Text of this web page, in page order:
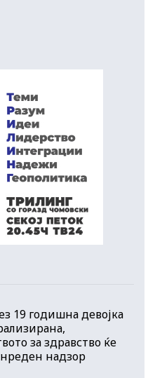
19 годишна девојка
за здравство ќе
надзор